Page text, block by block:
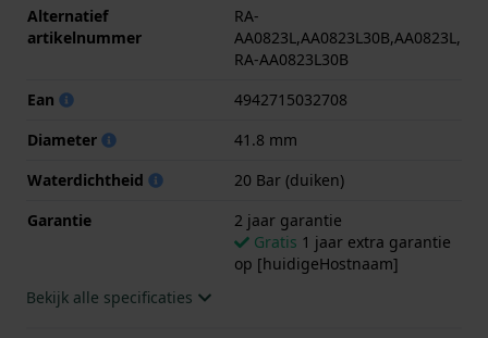
.
Alternatief
artikelnummer
RA-
AA0823L,AA0823L30B,AA0823L,
RA-AA0823L30B
Ean
4942715032708
Diameter
41.8 mm
Waterdichtheid
20 Bar (duiken)
Garantie
2 jaar garantie
Gratis 1 jaar extra garantie
op [huidigeHostnaam]
Bekijk alle specificaties